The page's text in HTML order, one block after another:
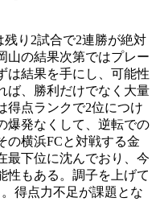
り2試合で2連勝が絶対
山の結果次第ではプレー
は結果を手にし、可能性
ば、勝利だけでなく大量
得点ランクで2位につけ
爆発なくして、逆転での
の横浜FCと対戦する金
最下位に沈んでおり、今
性もある。調子を上げて
得点力不足が課題とな